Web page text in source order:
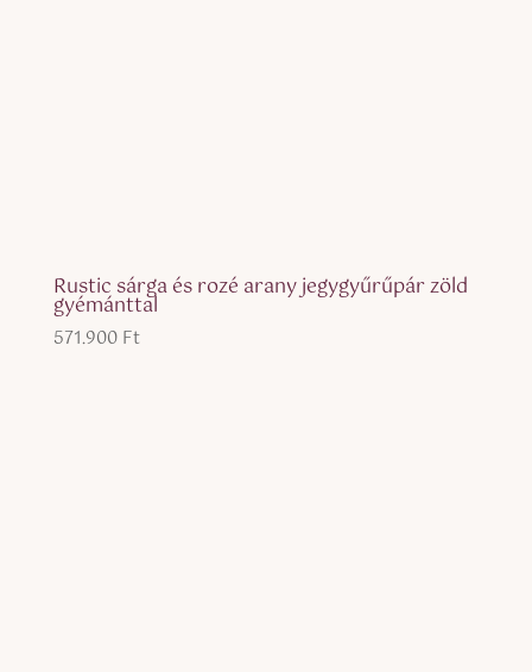
Rustic sárga és rozé arany jegygyűrűpár zöld
gyémánttal
571.900 Ft